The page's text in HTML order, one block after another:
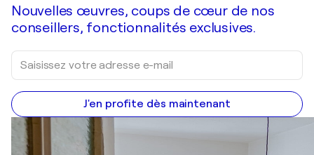
Nouvelles œuvres, coups de cœur de nos
conseillers, fonctionnalités exclusives.
J'en profite dès maintenant